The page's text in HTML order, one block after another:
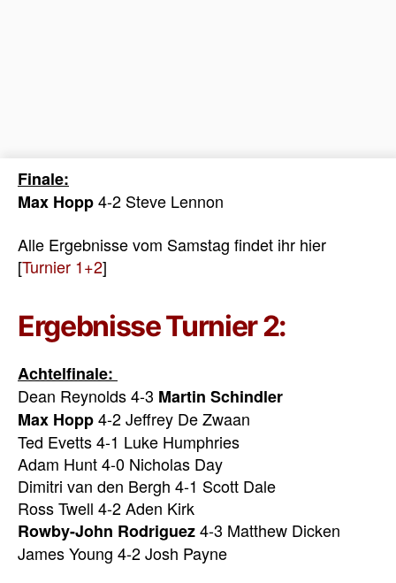
Finale:
Max Hopp4-2 Steve Lennon
Alle Ergebnisse vom Samstag findet ihr hier
[Turnier 1+2]
Ergebnisse Turnier 2:
Achtelfinale:
Dean Reynolds 4-3 Martin Schindler
Max Hopp4-2 Jeffrey De Zwaan
Ted Evetts 4-1 Luke Humphries
Adam Hunt 4-0 Nicholas Day
Dimitri van den Bergh 4-1 Scott Dale
Ross Twell 4-2 Aden Kirk
Rowby-John Rodriguez4-3 Matthew Dicken
James Young 4-2 Josh Payne